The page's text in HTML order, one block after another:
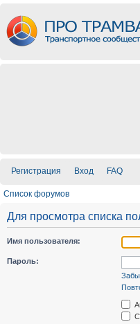
Регистрация Вход FAQ
Список форумов
Для просмотра списка
Имя пользователя:
Пароль: